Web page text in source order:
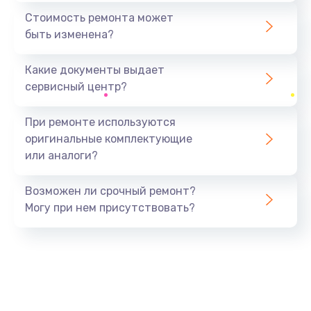
1440 руб.
Ремонт южного моста
Замена батарейки BIOS
Заказать
Стоимость ремонта может
быть изменена?
Какие документы выдает
сервисный центр?
При ремонте используются
оригинальные комплектующие
или аналоги?
Возможен ли срочный ремонт?
Могу при нем присутствовать?